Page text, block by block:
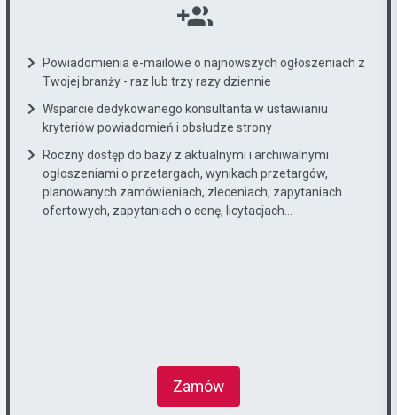
Powiadomienia e-mailowe o najnowszych ogłoszeniach z
Twojej branży - raz lub trzy razy dziennie
Wsparcie dedykowanego konsultanta w ustawianiu
kryteriów powiadomień i obsłudze strony
Roczny dostęp do bazy z aktualnymi i archiwalnymi
ogłoszeniami o przetargach, wynikach przetargów,
planowanych zamówieniach, zleceniach, zapytaniach
ofertowych, zapytaniach o cenę, licytacjach...
Zamów